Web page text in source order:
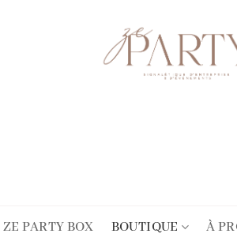
ZE PARTY BOX BOUTIQUE À